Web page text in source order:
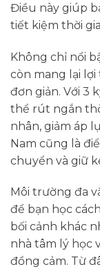
Điều này giúp
tiết kiệm thời
Không chỉ nổi
còn mang lại
đơn giản. Với 3
thể rút ngắn
nhân, giảm áp
Nam cũng là
chuyển và giữ
Môi trường đa
để bạn học
bối cảnh khác
nhà tâm lý học
đồng cảm. Từ